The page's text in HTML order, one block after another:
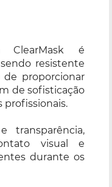
é
resistente
proporcionar
de sofisticação
profissionais.
transparência,
visual e
durante os